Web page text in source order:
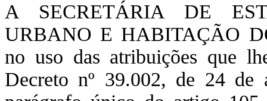
A SECRETÁRIA DE
URBANO E HABITAÇÃO
no uso das atribuições que
Decreto nº 39.002, de 24